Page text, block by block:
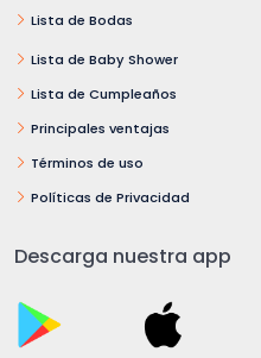
Lista de Bodas
Lista de Baby Shower
Lista de Cumpleaños
Principales ventajas
Términos de uso
Políticas de Privacidad
Descarga nuestra app